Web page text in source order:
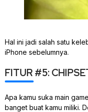
Hal ini jadi salah satu
iPhone sebelumnya.
FITUR #5:
Apa kamu suka main
banget buat kamu miliki.